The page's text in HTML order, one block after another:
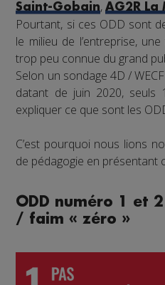
Saint-Gobain,AG2R La
Pourtant, si ces ODD sont
le milieu de l’entreprise,
trop peu connue du grand
Selon un sondage 4D /
datant de juin 2020, seuls
expliquer ce que sont les
C’est pourquoi nous lions
de pédagogie en présentant
ODD numéro 1 et
/ faim « zéro »